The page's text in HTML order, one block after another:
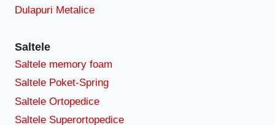
Dulapuri Metalice
Saltele
Saltele memory foam
Saltele Poket-Spring
Saltele Ortopedice
Saltele Superortopedice